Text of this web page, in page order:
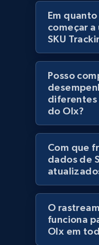
URL, Title, Rating,
price, Currency,
991+ 165+
Lazada - Products
seller URL
URL, Title, Rating,
price, Currency,
991+ 165+
Lazada - Products
brand URL
Em
começar a
SKU
Posso
diferentes
do Olx?
Com que
dados de
O
funciona
Olx em